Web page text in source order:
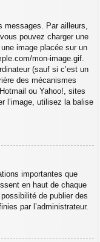
messages. Par ailleurs,
pouvez charger une
image placée sur un
mon-image.gif.
(sauf si c’est un
des mécanismes
ou Yahoo!, sites
l’image, utilisez la balise
importantes que
en haut de chaque
de publier des
par l’administrateur.